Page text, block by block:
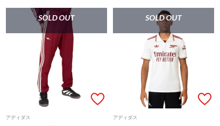
SOLD OUT
アディダス
SOLD OUT
アディダス